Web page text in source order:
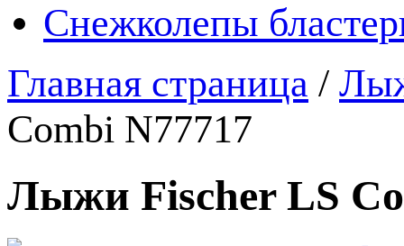
Снежколепы
Главная страница /
Combi N77717
Лыжи Fischer LS